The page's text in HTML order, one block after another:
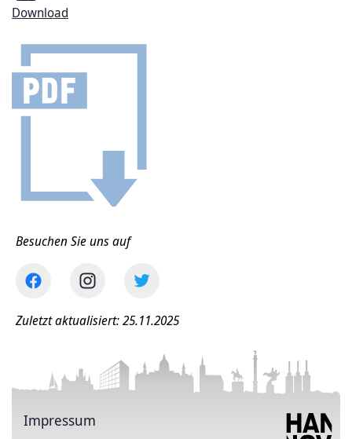
Download
Besuchen Sie uns auf
Zuletzt aktualisiert: 25.11.2025
Impressum